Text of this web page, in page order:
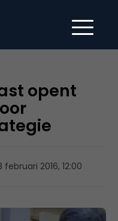
opent
februari 2016, 12:00